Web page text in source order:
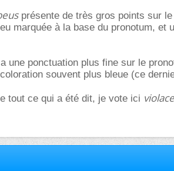
présente de très gros points sur
marquée à la base du pronotum, et
une ponctuation plus fine sur le
souvent plus bleue (ce
tout ce qui a été dit, je vote ici